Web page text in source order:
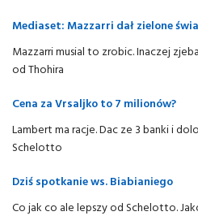
Mediaset: Mazzarri dał zielone
Mazzarri musial to zrobic. Inaczej
od Thohira
Cena za Vrsaljko to 7 milionów?
Lambert ma racje. Dac ze 3 banki i
Schelotto
Dziś spotkanie ws. Biabianiego
Co jak co ale lepszy od Schelotto.